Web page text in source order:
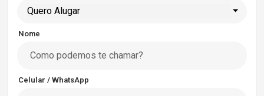
Quero Alugar
Nome
Celular / WhatsApp